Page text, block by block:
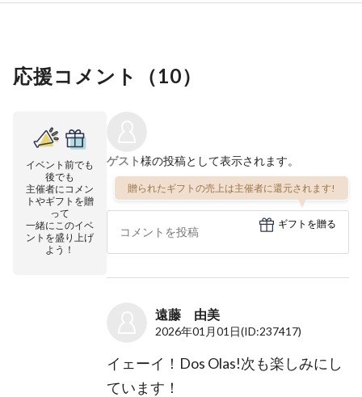
応援コメント（10）
イベント前でも
後でも
主催者にコメン
トやギフトを贈
って
一緒にこのイベ
ントを盛り上げ
よう！
ゲスト様の投稿として表示されます。
贈られたギフトの売上は主催者に還元されます!
ギフトを贈る
遠藤 由美
2026年01月01日(ID:237417)
イェーイ！Dos Olas!次も楽しみにし
ています！